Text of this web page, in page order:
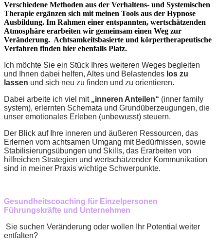
Verschiedene Methoden aus der Verhaltens- und Systemischen
Therapie ergänzen sich mit meinen Tools aus der Hypnose
Ausbildung. Im Rahmen einer entspannten, wertschätzenden
Atmosphäre erarbeiten wir gemeinsam einen Weg zur
Veränderung. Achtsamkeitsbasierte und körpertherapeutische
Verfahren finden hier ebenfalls Platz.
Ich möchte Sie ein Stück Ihres weiteren Weges begleiten
und Ihnen dabei helfen, Altes und Belastendes los zu
lassen und sich neu zu finden und zu orientieren.
Dabei arbeite ich viel mit „inneren Anteilen“ (inner family
system), erlernten Schemata und Grundüberzeugungen, die
unser emotionales Erleben (unbewusst) steuern.
Der Blick auf Ihre inneren und äußeren Ressourcen, das
Erlernen vom achtsamen Umgang mit Bedürfnissen, sowie
Stabilisierungsübungen und Skills, das Erarbeiten von
hilfreichen Strategien und wertschätzender Kommunikation
sind in meiner Praxis wichtige Schwerpunkte.
Gesundheitscoaching für Einzelpersonen
Führungskräfte und Unternehmen
Sie suchen Veränderung oder wollen Ihr Potential weiter
entfalten?